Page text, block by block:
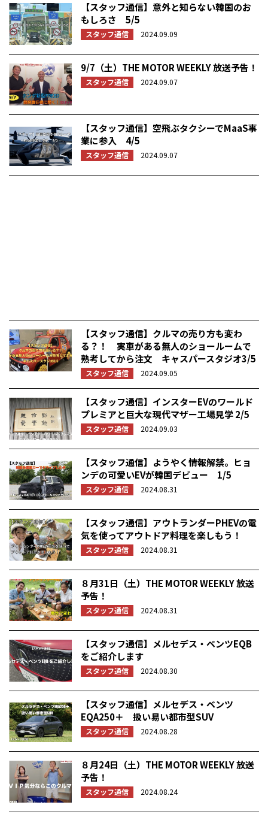
【スタッフ通信】意外と知らない韓国のお
もしろさ 5/5
スタッフ通信 2024.09.09
9/7（土）THE MOTOR WEEKLY 放送予告！
スタッフ通信 2024.09.07
【スタッフ通信】空飛ぶタクシーでMaaS事
業に参入 4/5
スタッフ通信 2024.09.07
【スタッフ通信】クルマの売り方も変わ
る？！ 実車がある無人のショールームで
熟考してから注文 キャスパースタジオ3/5
スタッフ通信 2024.09.05
【スタッフ通信】インスターEVのワールド
プレミアと巨大な現代マザー工場見学 2/5
スタッフ通信 2024.09.03
【スタッフ通信】ようやく情報解禁。ヒョ
ンデの可愛いEVが韓国デビュー 1/5
スタッフ通信 2024.08.31
【スタッフ通信】アウトランダーPHEVの電
気を使ってアウトドア料理を楽しもう！
スタッフ通信 2024.08.31
８月31日（土）THE MOTOR WEEKLY 放送
予告！
スタッフ通信 2024.08.31
【スタッフ通信】メルセデス・ベンツEQB
をご紹介します
スタッフ通信 2024.08.30
【スタッフ通信】メルセデス・ベンツ
EQA250＋ 扱い易い都市型SUV
スタッフ通信 2024.08.28
８月24日（土）THE MOTOR WEEKLY 放送
予告！
スタッフ通信 2024.08.24